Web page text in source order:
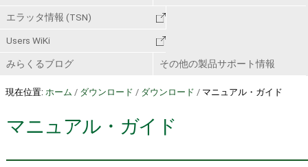
エラッタ情報 (TSN)
Users WiKi
みらくるブログ その他の製品サポート情報
現在位置: ホーム / ダウンロード / ダウンロード / マニュアル・ガイド
マニュアル・ガイド